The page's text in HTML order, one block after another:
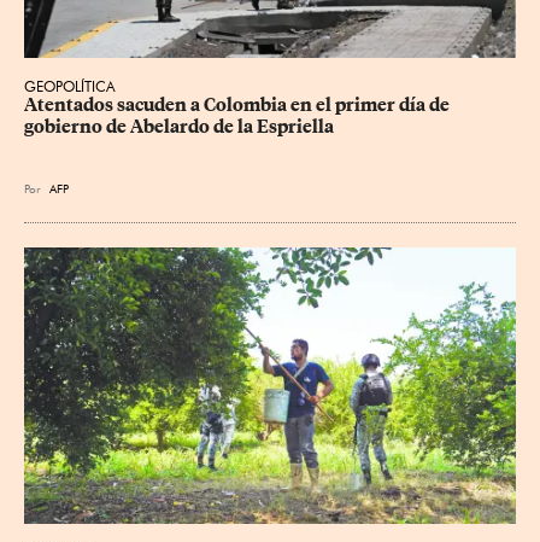
GEOPOLÍTICA
Atentados sacuden a Colombia en el primer día de
gobierno de Abelardo de la Espriella
Por AFP